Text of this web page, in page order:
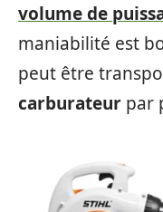
volume de
maniabilité est
peut être
carburateur par